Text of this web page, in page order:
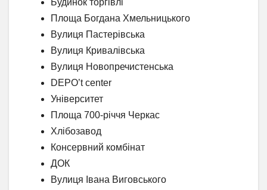
Будинок торгівлі
Площа Богдана Хмельницького
Вулиця Пастерівська
Вулиця Кривалівська
Вулиця Новопречистенська
DEPO’t center
Університет
Площа 700-річчя Черкас
Хлібозавод
Консервний комбінат
ДОК
Вулиця Івана Виговського